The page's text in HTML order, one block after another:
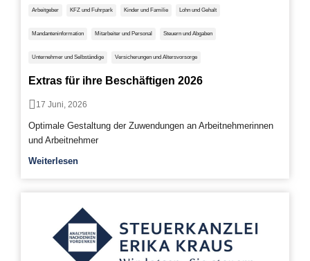
Arbeitgeber KFZ und Fuhrpark Kinder und Familie Lohn und Gehalt
Mandanteninformation Mitarbeiter und Personal Steuern und Abgaben
Unternehmer und Selbständige Versicherungen und Altersvorsorge
Extras für ihre Beschäftigen 2026
17 Juni, 2026
Optimale Gestaltung der Zuwendungen an Arbeitnehmerinnen
und Arbeitnehmer
Weiterlesen